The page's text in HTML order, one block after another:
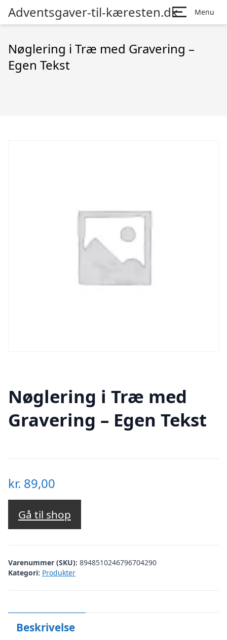
Adventsgaver-til-kæresten.dk Menu
Nøglering i Træ med Gravering –
Egen Tekst
Nøglering i Træ med
Gravering – Egen Tekst
kr. 89,00
Gå til shop
Varenummer (SKU): 8948510246796704290
Kategori: Produkter
Beskrivelse